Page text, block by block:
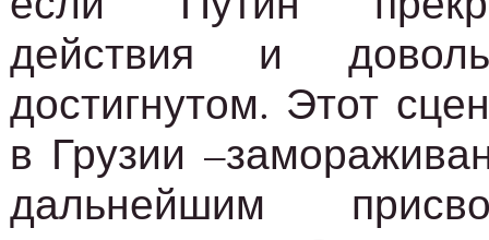
действия и
достигнутом. Этот
в Грузии
дальнейшим